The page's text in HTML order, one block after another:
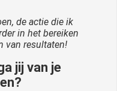
de actie die ik
in het bereiken
van resultaten!
jij van je